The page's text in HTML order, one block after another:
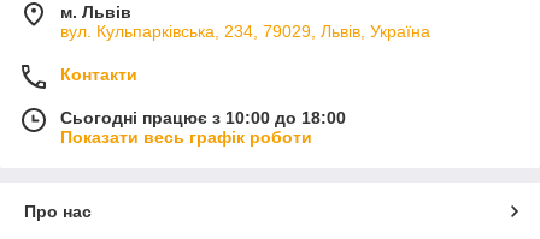
м. Львів
вул. Кульпарківська, 234, 79029, Львів, Україна
Контакти
Сьогодні працює з 10:00 до 18:00
Показати весь графік роботи
Про нас